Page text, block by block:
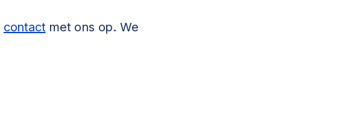
contactmet ons op. We